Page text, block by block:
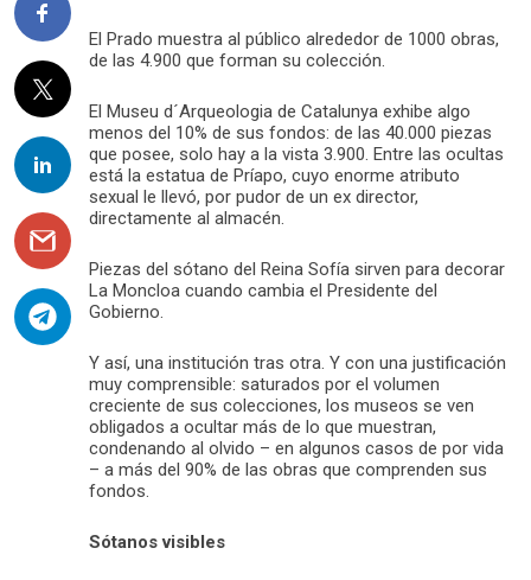
El Prado muestra al público alrededor de 1000 obras,
de las 4.900 que forman su colección.
El Museu d´Arqueologia de Catalunya exhibe algo
menos del 10% de sus fondos: de las 40.000 piezas
que posee, solo hay a la vista 3.900. Entre las ocultas
está la estatua de Príapo, cuyo enorme atributo
sexual le llevó, por pudor de un ex director,
directamente al almacén.
Piezas del sótano del Reina Sofía sirven para decorar
La Moncloa cuando cambia el Presidente del
Gobierno.
Y así, una institución tras otra. Y con una justificación
muy comprensible: saturados por el volumen
creciente de sus colecciones, los museos se ven
obligados a ocultar más de lo que muestran,
condenando al olvido – en algunos casos de por vida
– a más del 90% de las obras que comprenden sus
fondos.
Sótanos visibles